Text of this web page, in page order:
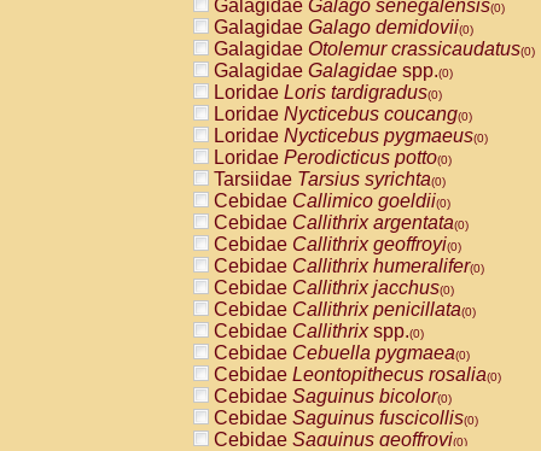
Galagidae Galago senegalensis(0)
Galagidae Galago demidovii(0)
Galagidae Otolemur crassicaudatus(0)
Galagidae Galagidae spp.(0)
Loridae Loris tardigradus(0)
Loridae Nycticebus coucang(0)
Loridae Nycticebus pygmaeus(0)
Loridae Perodicticus potto(0)
Tarsiidae Tarsius syrichta(0)
Cebidae Callimico goeldii(0)
Cebidae Callithrix argentata(0)
Cebidae Callithrix geoffroyi(0)
Cebidae Callithrix humeralifer(0)
Cebidae Callithrix jacchus(0)
Cebidae Callithrix penicillata(0)
Cebidae Callithrixspp.(0)
Cebidae Cebuella pygmaea(0)
Cebidae Leontopithecus rosalia(0)
Cebidae Saguinus bicolor(0)
Cebidae Saguinus fuscicollis(0)
Cebidae Saguinus geoffroyi(0)